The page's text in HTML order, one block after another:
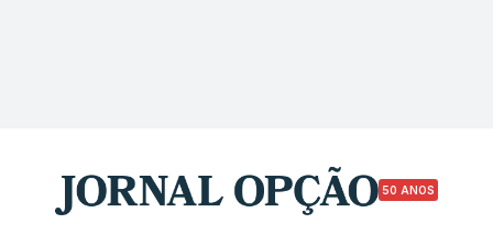
50 ANOS